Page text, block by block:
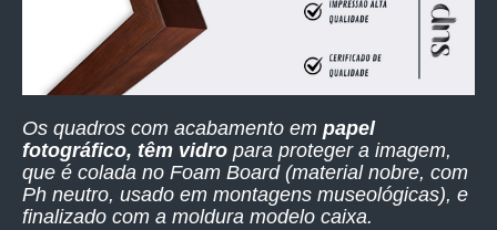
Os quadros com acabamento em papel
fotográfico, têm vidro para proteger a imagem,
que é colada no Foam Board (material nobre, com
Ph neutro, usado em montagens museológicas), e
finalizado com a moldura modelo caixa.